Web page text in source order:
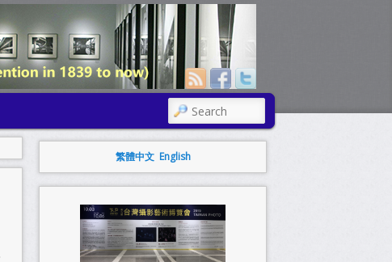
SEARCH
繁體中文 English